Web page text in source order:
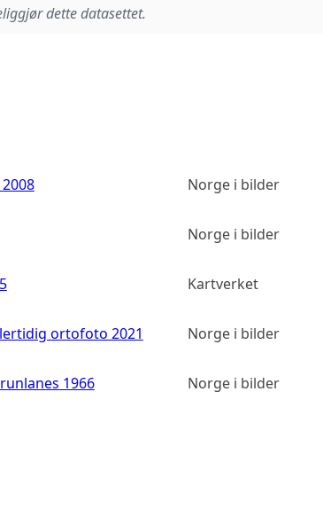
dette datasettet.
Norge i bilder
Norge i bilder
Kartverket
ortofoto 2021 Norge i bilder
1966 Norge i bilder